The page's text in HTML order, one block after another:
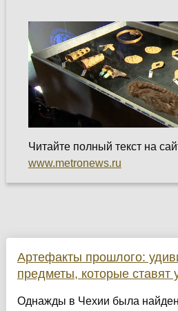
Читайте полный текст на
www.metronews.ru
Артефакты прошлого:
предметы, которые ставят
Однажды в Чехии была